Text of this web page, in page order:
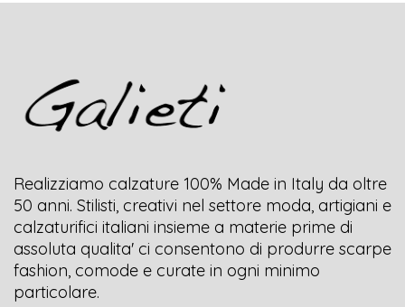
Realizziamo calzature 100% Made in Italy da oltre
50 anni. Stilisti, creativi nel settore moda, artigiani e
calzaturifici italiani insieme a materie prime di
assoluta qualita' ci consentono di produrre scarpe
fashion, comode e curate in ogni minimo
particolare.